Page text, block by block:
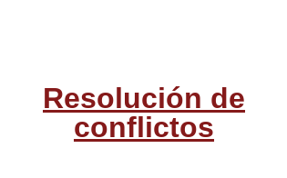
Resolución de
conflictos